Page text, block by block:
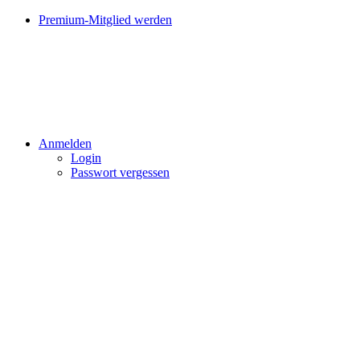
Premium-Mitglied werden
Anmelden
Login
Passwort vergessen